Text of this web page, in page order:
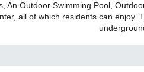
An Outdoor Swimming Pool,
all of which residents can enjoy.